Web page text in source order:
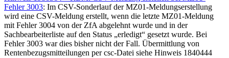
Fehler 3003: Im CSV-Sonderlauf der MZ01-Meldungserstellung
wird eine CSV-Meldung erstellt, wenn die letzte MZ01-Meldung
mit Fehler 3004 von der ZfA abgelehnt wurde und in der
Sachbearbeiterliste auf den Status „erledigt“ gesetzt wurde. Bei
Fehler 3003 war dies bisher nicht der Fall. Übermittlung von
Rentenbezugsmitteilungen per csc-Datei siehe Hinweis 1840444